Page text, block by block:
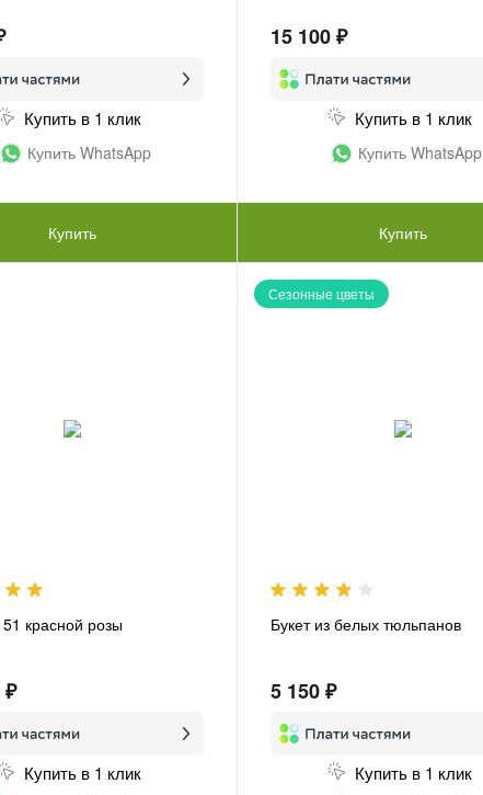
Купить в 1 клик
Купить WhatsApp
Купить
15 100 ₽
Купить в 1 клик
Купить WhatsApp
Купить
51 красной розы
₽
Купить в 1 клик
Сезонные цветы
Букет из белых тюльпанов
5 150 ₽
Купить в 1 клик